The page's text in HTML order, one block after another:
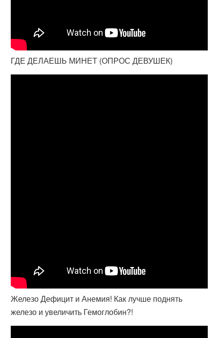
ГДЕ ДЕЛАЕШЬ МИНЕТ (ОПРОС ДЕВУШЕК)
Железо Дефицит и Анемия! Как лучше поднять
железо и увеличить Гемоглобин?!